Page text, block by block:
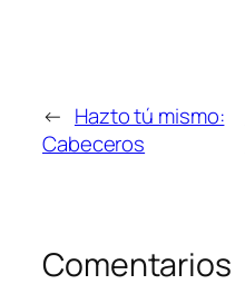
← Hazto tú mismo:
Cabeceros
Comentarios